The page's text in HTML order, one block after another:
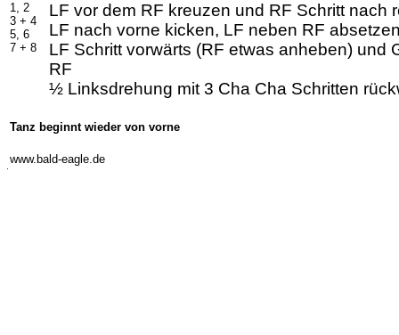
1, 2
3 + 4
5, 6
7 + 8
LF vor dem RF kreuzen und RF Schritt nach
LF nach vorne kicken, LF neben RF
LF Schritt vorwärts (RF etwas anheben) und
RF
½ Linksdrehung mit 3 Cha Cha Schritten
Tanz beginnt wieder von vorne
www.bald-eagle.de